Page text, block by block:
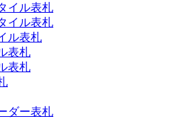
イル表札
イル表札
ル表札
表札
表札
ダー表札